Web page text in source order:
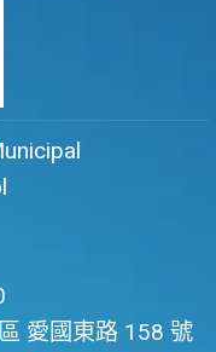
愛國東路 158 號